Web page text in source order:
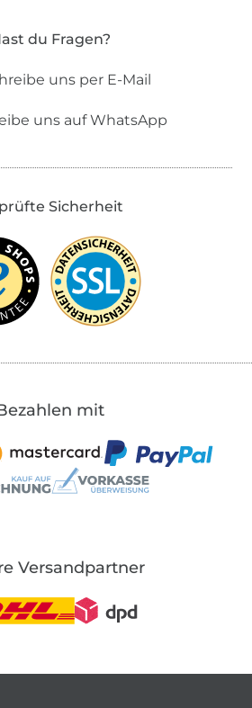
du Fragen?
uns per E-Mail
uns auf WhatsApp
Sicherheit
mit
Versandpartner